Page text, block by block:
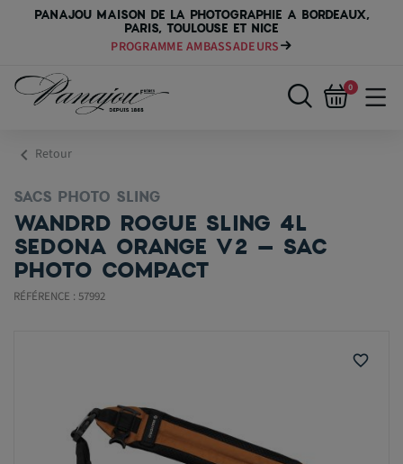
PANAJOU MAISON DE LA PHOTOGRAPHIE A BORDEAUX,
PARIS, TOULOUSE ET NICE
PROGRAMME AMBASSADEURS
PAYER VOTRE MATÉRIEL JUSQU'EN 84 FOIS
0
chevron_left Retour
SACS PHOTO SLING
WANDRD ROGUE SLING 4L
SEDONA ORANGE V2 – SAC
PHOTO COMPACT
RÉFÉRENCE : 57992
favorite_border